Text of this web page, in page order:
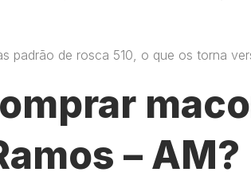
padrão de rosca 510, o que os torna
– AM?